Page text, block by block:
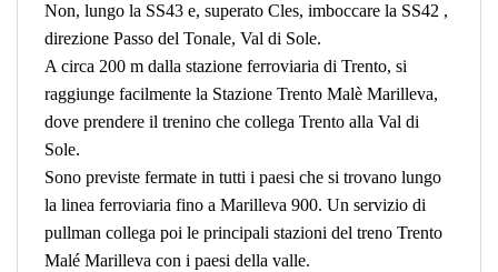
Non, lungo la SS43 e, superato Cles, imboccare la SS42 ,
direzione Passo del Tonale, Val di Sole.
A circa 200 m dalla stazione ferroviaria di Trento, si
raggiunge facilmente la Stazione Trento Malè Marilleva,
dove prendere il trenino che collega Trento alla Val di
Sole.
Sono previste fermate in tutti i paesi che si trovano lungo
la linea ferroviaria fino a Marilleva 900. Un servizio di
pullman collega poi le principali stazioni del treno Trento
Malé Marilleva con i paesi della valle.